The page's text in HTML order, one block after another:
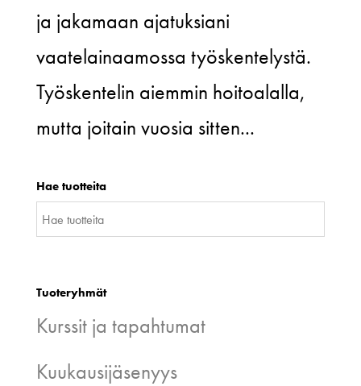
ja jakamaan ajatuksiani
vaatelainaamossa työskentelystä.
Työskentelin aiemmin hoitoalalla,
mutta joitain vuosia sitten...
Hae tuotteita
Tuoteryhmät
Kurssit ja tapahtumat
Kuukausijäsenyys